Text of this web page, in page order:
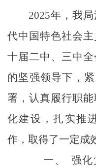
2025年， 我
代中国特色社会
十届二中、三中
的坚强领导下，
署 ，认真履行职能
化建设，扎实推
作，取得了一定成
一、
强化